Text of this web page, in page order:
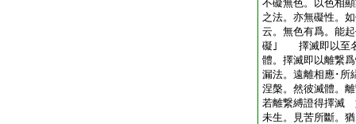
不礙無色。以色相
之法。亦無礙性。
云。無色有爲。能
礙｣ 擇滅即以至名
體。擇滅即以離繋
漏法。遠離相應･所
涅槃。然彼滅體。
若離繋縛證得擇滅
未生。見苦所斷。